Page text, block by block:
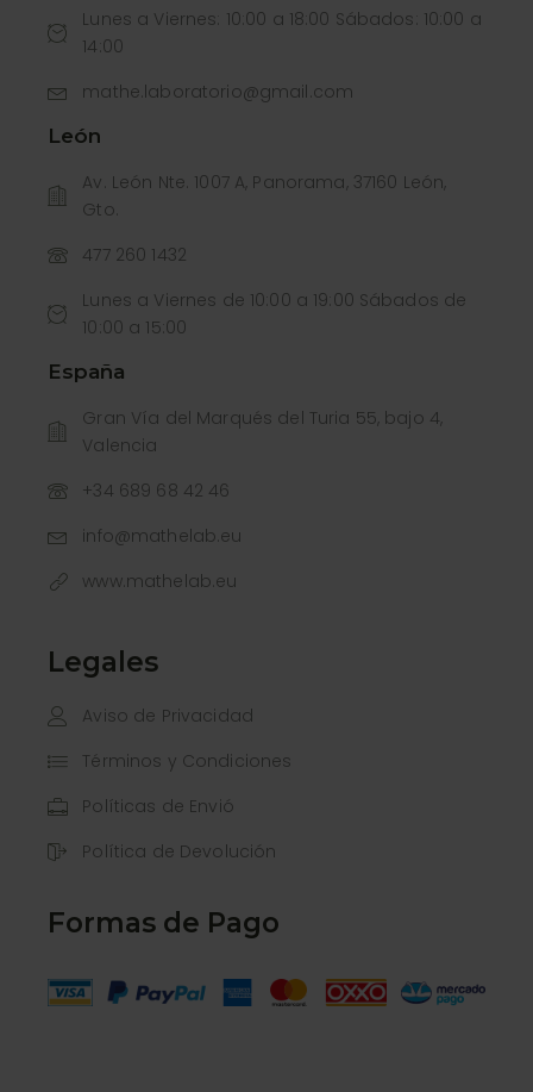
Lunes a Viernes: 10:00 a 18:00 Sábados: 10:00 a
14:00
mathe.laboratorio@gmail.com
León
Av. León Nte. 1007 A, Panorama, 37160 León,
Gto.
477 260 1432
Lunes a Viernes de 10:00 a 19:00 Sábados de
10:00 a 15:00
España
Gran Vía del Marqués del Turia 55, bajo 4,
Valencia
+34 689 68 42 46
info@mathelab.eu
www.mathelab.eu
Legales
Aviso de Privacidad
Términos y Condiciones
Políticas de Envió
Política de Devolución
Formas de Pago